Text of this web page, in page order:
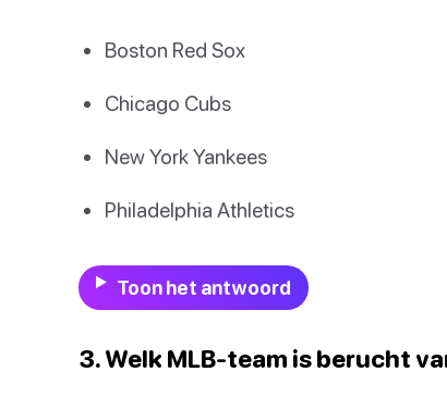
Boston Red Sox
Chicago Cubs
New York Yankees
Philadelphia Athletics
Toon het antwoord
3. Welk MLB-team is berucht